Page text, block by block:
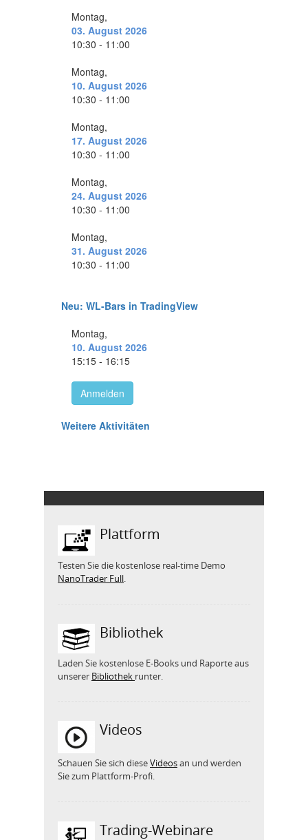
Plattform
Testen Sie die kostenlose real-time Demo
NanoTrader Full.
Bibliothek
Laden Sie kostenlose E-Books und Raporte aus
unserer Bibliothek runter.
Videos
Schauen Sie sich dieseVideosan und werden
Sie zum Plattform-Profi.
Trading-Webinare